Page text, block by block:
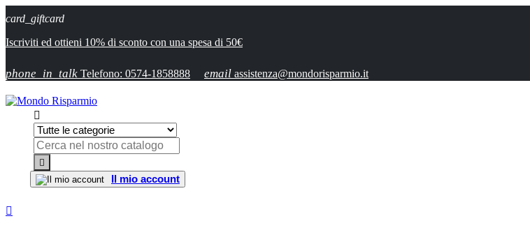
card_giftcard
Iscriviti ed ottieni 10% di sconto con una spesa di 50€
phone_in_talk Telefono: 0574-1858888 email assistenza@mondorisparmio.it


Il mio account
